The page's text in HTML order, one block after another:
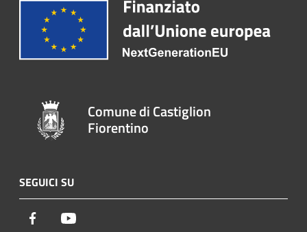
Comune di Castiglion
Fiorentino
SEGUICI SU
Facebook